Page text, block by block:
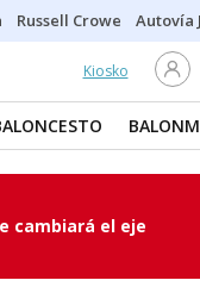
Russell Crowe Autovía
Kiosko
cambiará el eje